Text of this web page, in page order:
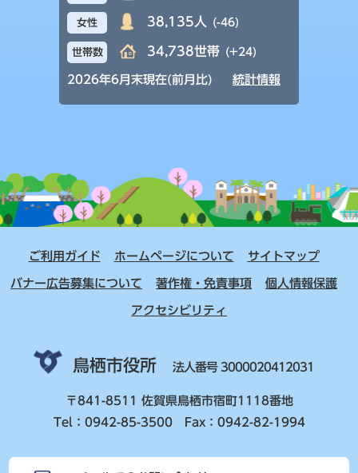
女性 38,135人 (-46)
世帯数 34,738世帯 (+24)
2026年6月末現在(前月比) 統計情報
ご利用ガイド ホームページについて サイトマップ
バナー広告募集について 著作権・免責事項 個人情報保護
アクセシビリティ
鳥栖市役所 法人番号 3000020412031
〒841-8511 佐賀県鳥栖市宿町1118番地
Tel：0942-85-3500 Fax：0942-82-1994